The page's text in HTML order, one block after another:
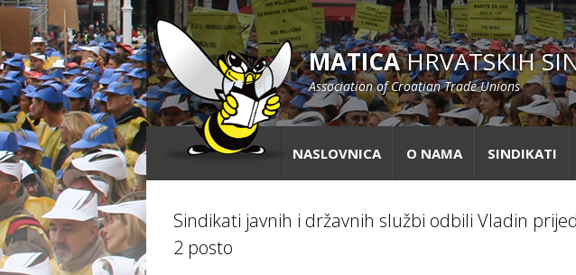
MATICAHRVATSKIH
Association of Croatian Trade Unions
NASLOVNICA O NAMA SINDIKATI
Sindikati javnih i državnih službi odbili Vladin
2 posto